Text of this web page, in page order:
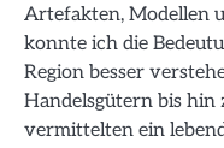
Artefakten, Modellen
konnte ich die
Region besser
Handelsgütern bis
vermittelten ein